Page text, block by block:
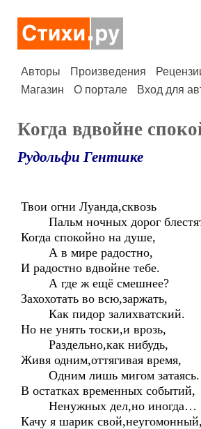
Авторы Произведения
Магазин
О портале Вход для
Когда вдвойне
Рудольфи Гентшке
Твои огни Луанда,сквозь
Пальм ночных дорог
Когда спокойно на душе,
А в мире радостно,
И радостно вдвойне тебе.
А где ж ещё смешнее?
Захохотать во всю,заржать,
Как пидор залихватский.
Но не унять тоски,и врозь,
Раздельно,как нибудь,
Живя одним,оттягивая время,
Одним лишь мигом затаясь.
В остатках временных событий,
Ненужных дел,но иногда…
Качу я шарик свой,неугомонный,